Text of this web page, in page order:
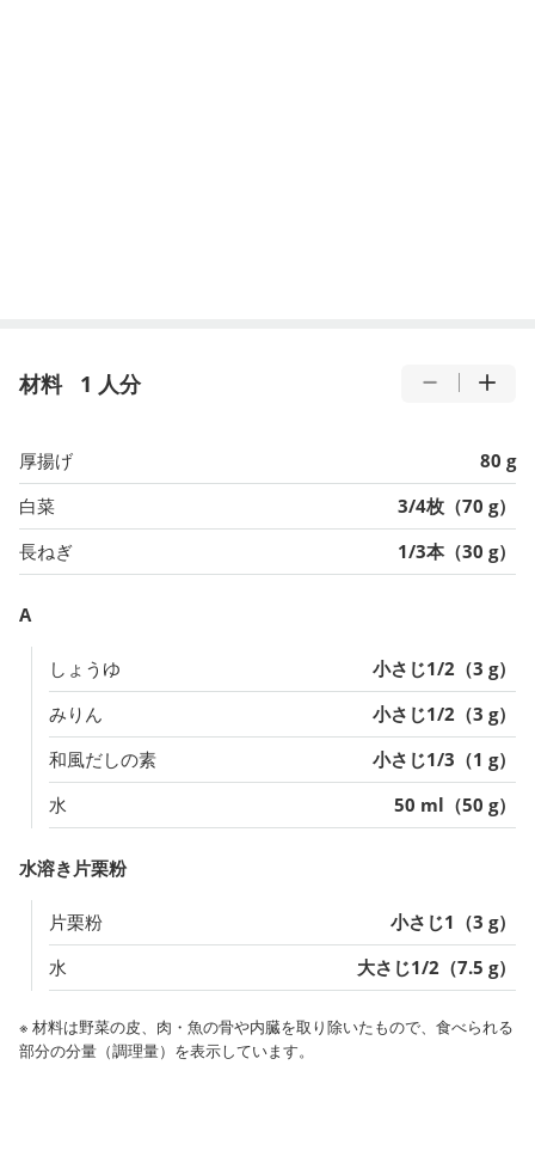
材料 1 人分
厚揚げ
80 g
白菜
3/4枚（70 g）
長ねぎ
1/3本（30 g）
A
しょうゆ
小さじ1/2（3 g）
みりん
小さじ1/2（3 g）
和風だしの素
小さじ1/3（1 g）
水
50 ml（50 g）
水溶き片栗粉
片栗粉
小さじ1（3 g）
水
大さじ1/2（7.5 g）
※ 材料は野菜の皮、肉・魚の骨や内臓を取り除いたもので、食べられる
部分の分量（調理量）を表示しています。